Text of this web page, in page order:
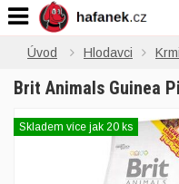
Úvod Hlodavci
Brit Animals Guinea
Skladem více jak 20 ks